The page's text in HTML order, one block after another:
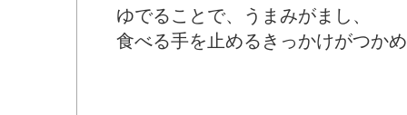
ゆでることで、うまみがまし、
食べる手を止めるきっかけがつか